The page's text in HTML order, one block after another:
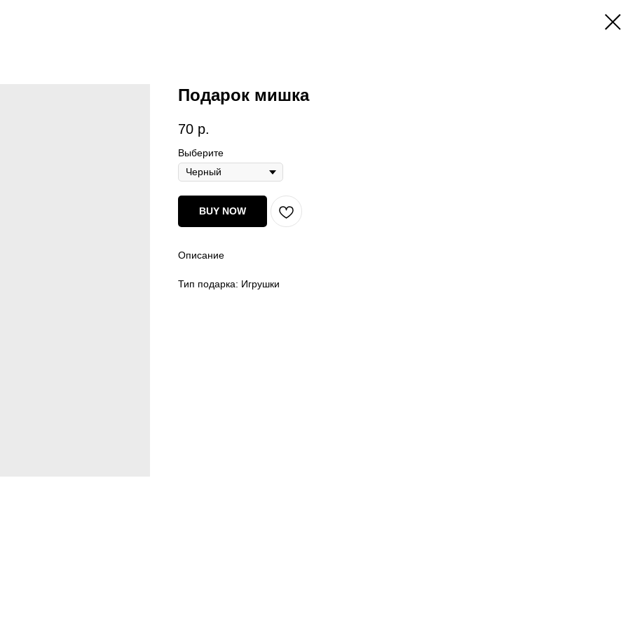
Подарок мишка
70 р.
Выберите
BUY NOW
Описание
Тип подарка: Игрушки